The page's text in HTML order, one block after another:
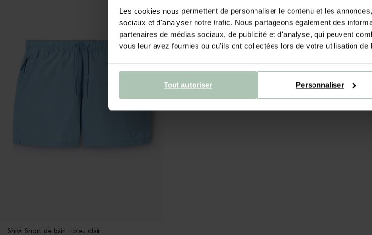
Les cookies nous permettent de personnaliser le contenu et les
sociaux et d'analyser notre trafic. Nous partageons également des
partenaires de médias sociaux, de publicité et d'analyse, qui peuvent
vous leur avez fournies ou qu'ils ont collectées lors de votre utilisation de
Personnaliser
Tout autoriser
Shiwi Short de bain - bleu clair